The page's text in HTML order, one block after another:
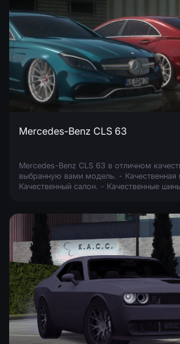
Mercedes-Benz CLS 63
Mercedes-Benz CLS 63 в отличном
выбранную вами модель. - Качественная
Качественный салон. - Качественные